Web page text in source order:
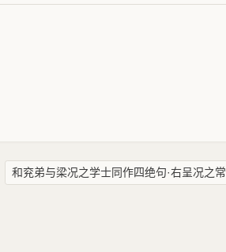
和兖弟与梁况之学士同作四绝句·右呈况之常